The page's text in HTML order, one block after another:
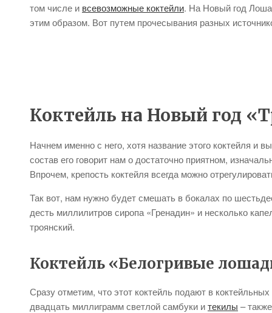
том числе и всевозможные коктейли. На Новый год
этим образом. Вот путем прочесывания разных
Коктейль на Новый год
Начнем именно с него, хотя название этого коктейля и
состав его говорит нам о достаточно приятном,
Впрочем, крепость коктейля всегда можно
Так вот, нам нужно будет смешать в бокалах по
десть миллилитров сиропа «Гренадин» и несколько
троянский.
Коктейль «Белогривые
Сразу отметим, что этот коктейль подают в
двадцать миллиграмм светлой самбуки итекилы –